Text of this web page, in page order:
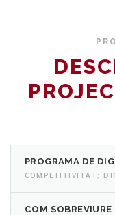
PROGRAMA DE
COMPETITIVITAT;
COM SOBREVIURE